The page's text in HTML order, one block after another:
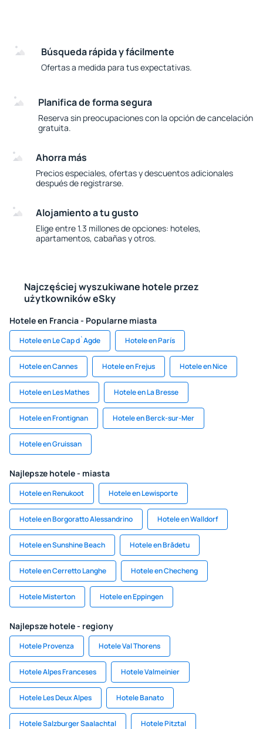
Búsqueda rápida y fácilmente
Ofertas a medida para tus expectativas.
Planifica de forma segura
Reserva sin preocupaciones con la opción de cancelación
gratuita.
Ahorra más
Precios especiales, ofertas y descuentos adicionales
después de registrarse.
Alojamiento a tu gusto
Elige entre 1.3 millones de opciones: hoteles,
apartamentos, cabañas y otros.
Najczęściej wyszukiwane hotele przez
użytkowników eSky
Hotele en Francia - Popularne miasta
Hotele en Le Cap d`Agde Hotele en París
Hotele en Cannes Hotele en Frejus Hotele en Nice
Hotele en Les Mathes Hotele en La Bresse
Hotele en Frontignan Hotele en Berck-sur-Mer
Hotele en Gruissan
Najlepsze hotele - miasta
Hotele en Renukoot Hotele en Lewisporte
Hotele en Borgoratto Alessandrino Hotele en Walldorf
Hotele en Sunshine Beach Hotele en Brădetu
Hotele en Cerretto Langhe Hotele en Checheng
Hotele Misterton Hotele en Eppingen
Najlepsze hotele - regiony
Hotele Provenza Hotele Val Thorens
Hotele Alpes Franceses Hotele Valmeinier
Hotele Les Deux Alpes Hotele Banato
Hotele Salzburger Saalachtal Hotele Pitztal